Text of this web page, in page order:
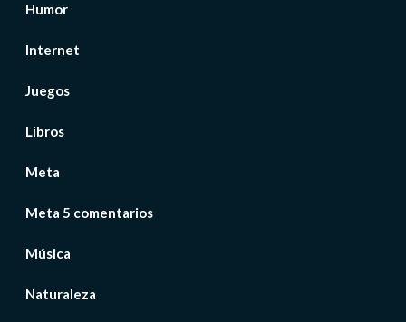
Humor
Internet
Juegos
Libros
Meta
Meta 5 comentarios
Música
Naturaleza